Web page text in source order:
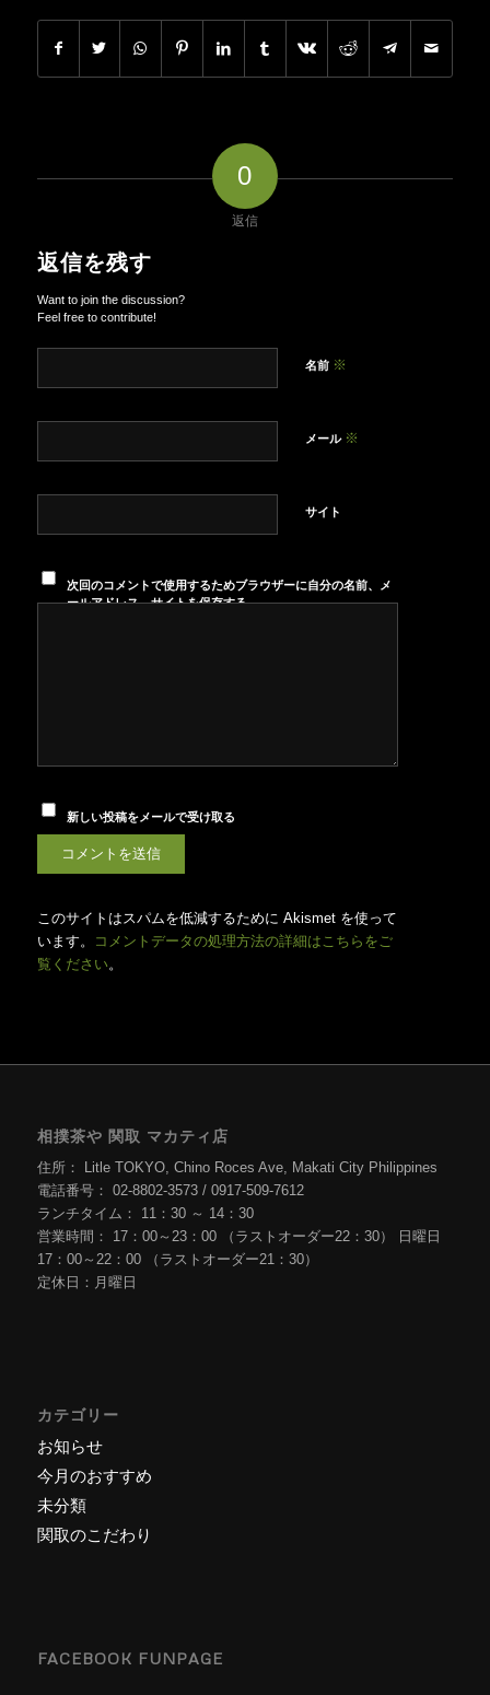
0
返信
返信を残す
Want to join the discussion?
Feel free to contribute!
名前 ※
メール ※
サイト
次回のコメントで使用するためブラウザーに自分の名前、メ
ールアドレス、サイトを保存する。
新しい投稿をメールで受け取る
このサイトはスパムを低減するために Akismet を使って
います。
コメントデータの処理方法の詳細はこちらをご
覧ください。
相撲茶や 関取 マカティ店
住所： Litle TOKYO, Chino Roces Ave, Makati City Philippines
電話番号： 02-8802-3573 / 0917-509-7612
ランチタイム： 11：30 ～ 14：30
営業時間： 17：00～23：00 （ラストオーダー22：30） 日曜日
17：00～22：00 （ラストオーダー21：30）
定休日：月曜日
カテゴリー
お知らせ
今月のおすすめ
未分類
関取のこだわり
FACEBOOK FUNPAGE